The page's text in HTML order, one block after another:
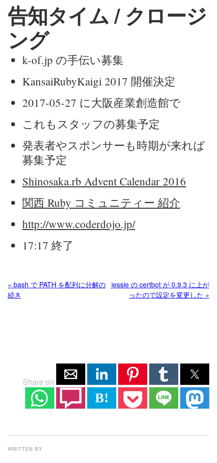
告知タイム / クロージ
ング
k-of.jp の手伝い募集
KansaiRubyKaigi 2017 開催決定
2017-05-27 に大阪産業創造館で
これもスタッフの募集予定
発表者やスポンサーも時期が来れば
募集予定
Shinosaka.rb Advent Calendar 2016
関西 Ruby コミュニティー 紹介
http://www.coderdojo.jp/
17:17 終了
« bash で PATH を配列に分解の
続き
jessie の certbot が 0.9.3 に上が
ったので設定を変更した »
Share on
B!
WRITTEN BY